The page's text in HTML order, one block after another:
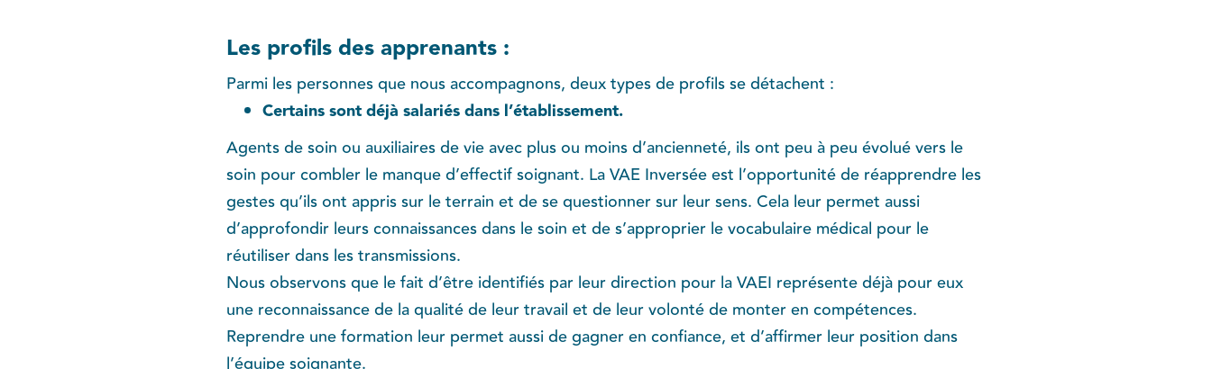
Les profils des apprenants :
Parmi les personnes que nous accompagnons, deux types de profils se détachent :
Certains sont déjà salariés dans l’établissement.
Agents de soin ou auxiliaires de vie avec plus ou moins d’ancienneté, ils ont peu à peu évolué vers le
soin pour combler le manque d’effectif soignant. La VAE Inversée est l’opportunité de réapprendre les
gestes qu’ils ont appris sur le terrain et de se questionner sur leur sens. Cela leur permet aussi
d’approfondir leurs connaissances dans le soin et de s’approprier le vocabulaire médical pour le
réutiliser dans les transmissions.
Nous observons que le fait d’être identifiés par leur direction pour la VAEI représente déjà pour eux
une reconnaissance de la qualité de leur travail et de leur volonté de monter en compétences.
Reprendre une formation leur permet aussi de gagner en confiance, et d’affirmer leur position dans
l’équipe soignante.